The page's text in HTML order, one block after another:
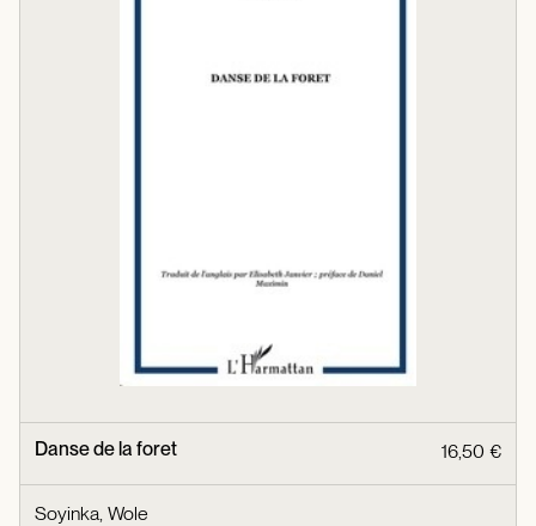
Danse de la foret 16,50 €
Soyinka, Wole